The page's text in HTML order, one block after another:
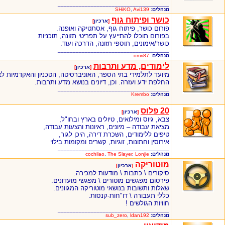
מנהלים:
SHiKO Avi139
כושר ופיתוח גוף [ארכיון]
פורום כושר, פיתוח גוף, אסתטיקה ואופנה.
בפורום תוכלו להתייעץ על תפריטי תזונה, תוכניות
כושר/אימונים, תוספי תזונה, הדרכה ועוד.
מנהלים: omri87
לימודים, מדע ותרבות [ארכיון]
מיועד לתלמידי בתי הספר, האוניברסיטה, הטכניון והאקדמיות
החלפת ידע ועזרה. וכן, דיונים בנושא מדע ותרבות.
מנהלים: Krembo
20 פלוס [ארכיון]
צבא, גיוס ומילואים, טיולים בארץ ובחו"ל,
מציאת עבודה – מיונים, ראיונות והצעות עבודה,
טיפים ללימודים, השכרת דירה, היכן לגור,
אירוסין וחתונות, זוגיות, קשרים ומקומות בילוי
מנהלים:
cochilao The Slayer, Lonjie
מוטוריקה [ארכיון]
סיקורים \ כתבות \ מודעות למכירה.
פירסום מפגשים מוטורים \ מפגשי מועדונים.
שאלות ותשובות בנושאי מוטוריקה המגוונים.
כללי תעבורה \ דו"חות-קנסות.
חוויות הגולשים !
מנהלים:
sub_zero ldan192